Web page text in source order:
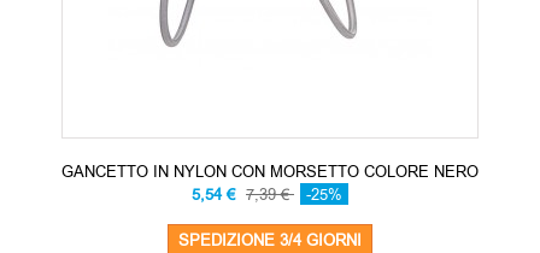
GANCETTO IN NYLON CON MORSETTO COLORE NERO
5,54 € 7,39 € -25%
SPEDIZIONE 3/4 GIORNI